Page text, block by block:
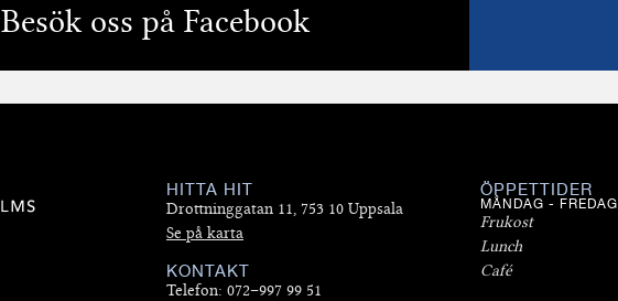
Besök oss på Facebook
HITTA HIT
Drottninggatan 11, 753 10 Uppsala
Se på karta
KONTAKT
Telefon: 072–997 99 51
ÖPPETTIDER
MÅNDAG - FREDAG
Frukost
Lunch
Café